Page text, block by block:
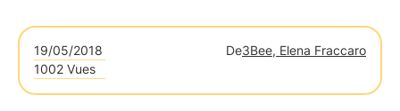
19/05/2018 De3Bee, Elena Fraccaro
1002 Vues